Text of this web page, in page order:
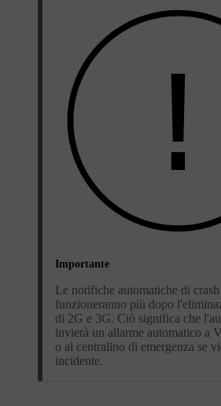
Importante
Le notifiche automatiche di
funzioneranno più dopo
di 2G e 3G. Ciò significa che
invierà un allarme automatico a
o al centralino di emergenza se
incidente.